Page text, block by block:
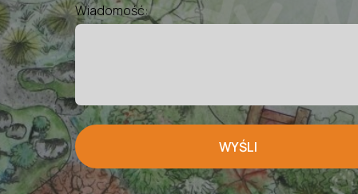
Wiadomość:
WYŚLI